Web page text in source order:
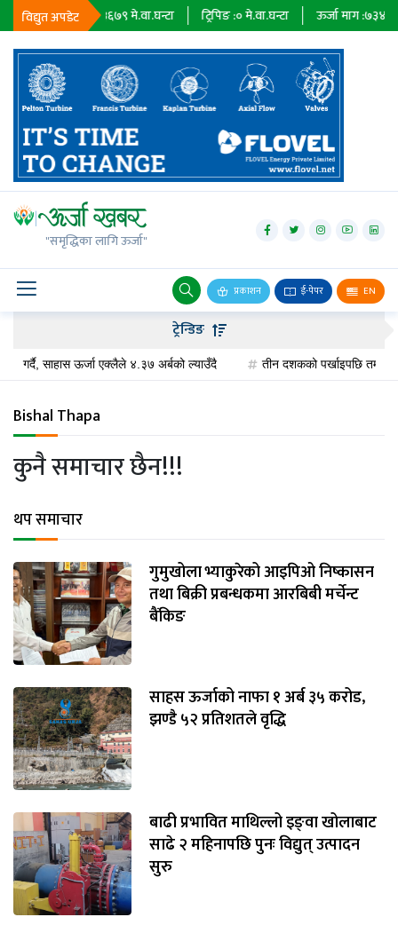
विद्युत अपडेट
निर्यात : २३६७९मे.वा.घन्टा ट्रिपिङ :०मे.वा.घन्टा ऊर्जा माग :७३४८५
"समृद्धिका लागि ऊर्जा"
प्रकाशन ई-पेपर EN
जलविद्युत्
सोलार
वायु
बायोग्यास
पेट्रोलियम
अन्तर्राष्ट्रिय
जलवायु
ऊर्जा
उहिलेकाे
खबर
हरित
हाइड्रोजन
इभी
सम्पादकीय
बैंक
पर्यटन
भिडियो
छापा
खोज
ट्रेन्डिङ
गर्दै, साहास ऊर्जा एक्लैले ४.३७ अर्बको ल्याउँदै तीन दशकको पर्खाइपछि
Bishal Thapa
कुनै समाचार छैन!!!
थप समाचार
गुमुखोला भ्याकुरेको आइपिओ निष्कासन
तथा बिक्री प्रबन्धकमा आरबिबी मर्चेन्ट
बैंकिङ
साहस ऊर्जाको नाफा १ अर्ब ३५ करोड,
झण्डै ५२ प्रतिशतले वृद्धि
बाढी प्रभावित माथिल्लो इङ्‌वा खोलाबाट
साढे २ महिनापछि पुनः विद्युत् उत्पादन
सुरु